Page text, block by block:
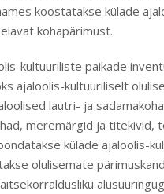
koostatakse külade
kohapärimust.
kultuuriliste paikade
ajaloolis-kultuuriliselt
lautri- ja
meremärgid ja titekivid,
külade ajaloolis-
olulisemate